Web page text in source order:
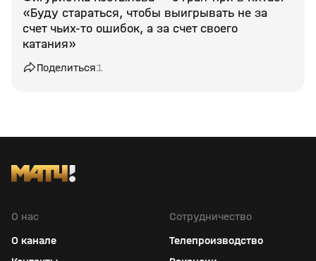
«Буду стараться, чтобы выигрывать не за
счет чьих‑то ошибок, а за счет своего
катания»
Поделиться1
О нас
О канале
Сотрудничество
Телепроизводство